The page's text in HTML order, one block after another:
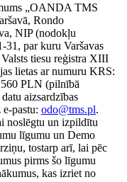
„OANDA TMS
Rondo
NIP (nodokļu
31, par kuru Varšavas
Valsts tiesu reģistra XIII
lietas ar numuru KRS:
PLN (pilnībā
aizsardzības
pastu: odo@tms.pl.
noslēgtu un izpildītu
līgumu un Demo
tostarp arī, lai pēc
pirms šo līgumu
kas izriet no